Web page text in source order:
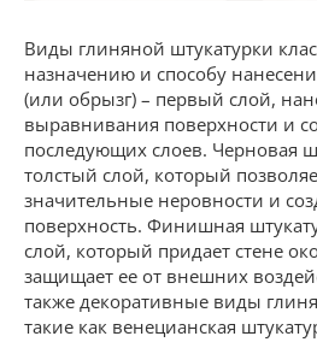
Виды глиняной штукатурки
назначению и способу
(или обрызг) – первый слой,
выравнивания поверхности и
последующих слоев. Черновая
толстый слой, который
значительные неровности и
поверхность. Финишная
слой, который придает стене
защищает ее от внешних
также декоративные виды
такие как венецианская